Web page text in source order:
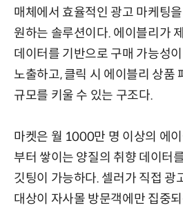
매체에서 효율적인 광고 마케팅
원하는 솔루션이다. 에이블리가
데이터를 기반으로 구매 가능성
노출하고, 클릭 시 에이블리 상품
규모를 키울 수 있는 구조다.
마켓은 월 1000만 명 이상의 에
부터 쌓이는 양질의 취향 데이터
깃팅이 가능하다. 셀러가 직접 광
대상이 자사몰 방문객에만 집중